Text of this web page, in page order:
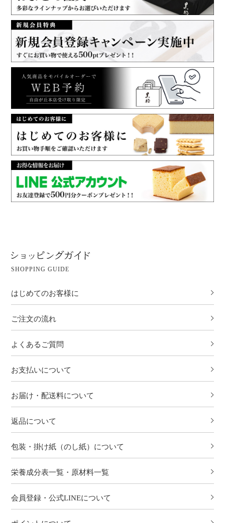
SHOPPING GUIDE
はじめてのお客様に
ご注文の流れ
よくあるご質問
お支払いについて
お届け・配送料について
返品について
包装・掛け紙（のし紙）について
栄養成分表一覧・原材料一覧
会員登録・公式LINEについて